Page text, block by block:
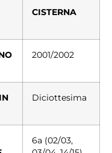
CISTERNA
2001/2002
Diciottesima
6a (02/03,